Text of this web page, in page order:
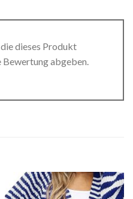
dieses Produkt
abgeben.